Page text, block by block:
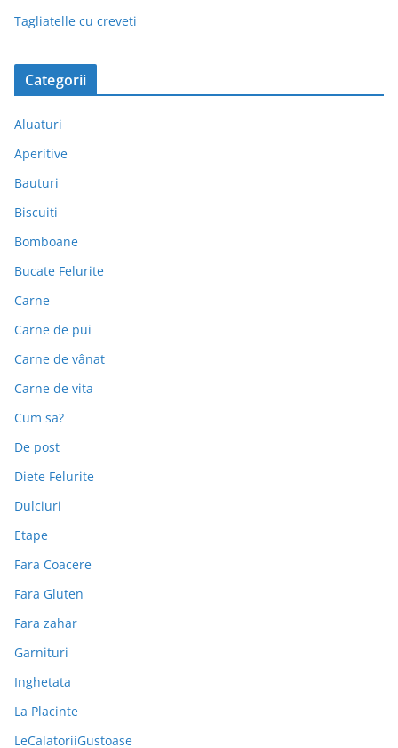
Tagliatelle cu creveti
Categorii
Aluaturi
Aperitive
Bauturi
Biscuiti
Bomboane
Bucate Felurite
Carne
Carne de pui
Carne de vânat
Carne de vita
Cum sa?
De post
Diete Felurite
Dulciuri
Etape
Fara Coacere
Fara Gluten
Fara zahar
Garnituri
Inghetata
La Placinte
LeCalatoriiGustoase